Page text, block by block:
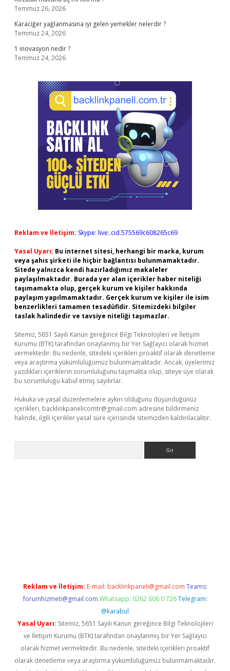
Temmuz 26, 2026
Karaciğer yağlanmasına iyi gelen yemekler nelerdir ?
Temmuz 24, 2026
1 inovasyon nedir ?
Temmuz 24, 2026
Reklam ve İletişim: Skype: live:.cid.575569c608265c69
Yasal Uyarı: Bu internet sitesi, herhangi bir marka, kurum
veya şahıs şirketi ile hiçbir bağlantısı bulunmamaktadır.
Sitede yalnızca kendi hazırladığımız makaleler
paylaşılmaktadır. Burada yer alan içerikler haber niteliği
taşımamakta olup, gerçek kurum ve kişiler hakkında
paylaşım yapılmamaktadır. Gerçek kurum ve kişiler ile isim
benzerlikleri tamamen tesadüfidir. Sitemizdeki bilgiler
taslak halindedir ve tavsiye niteliği taşımazlar.
Sitemiz, 5651 Sayılı Kanun gereğince Bilgi Teknolojileri ve İletişim
Kurumu (BTK) tarafından onaylanmış bir Yer Sağlayıcı olarak hizmet
vermektedir. Bu nedenle, sitedeki içerikleri proaktif olarak denetleme
veya araştırma yükümlülüğümüz bulunmamaktadır. Ancak, üyelerimiz
yazdıkları içeriklerin sorumluluğunu taşımakta olup, siteye üye olarak
bu sorumluluğu kabul etmiş sayılırlar.
Hukuka ve yasal düzenlemelere aykırı olduğunu düşündüğünüz
içerikleri, backlinkpanelicomtr@gmail.com adresine bildirmeniz
halinde, ilgili içerikler yasal süre içerisinde sitemizden kaldırılacaktır.
Reklam ve İletişim: E-mail: backlinkpaneli@gmail.com Teams:
forumhizmeti@gmail.com Whatsapp: 0262 606 0 726 Telegram:
@karabul
Yasal Uyarı: Sitemiz, 5651 Sayılı Kanun gereğince Bilgi Teknolojileri
ve İletişim Kurumu (BTK) tarafından onaylanmış bir Yer Sağlayıcı
olarak hizmet vermektedir. Bu nedenle, sitedeki içerikleri proaktif
olarak denetleme veya araştırma yükümlülüğümüz bulunmamaktadır.